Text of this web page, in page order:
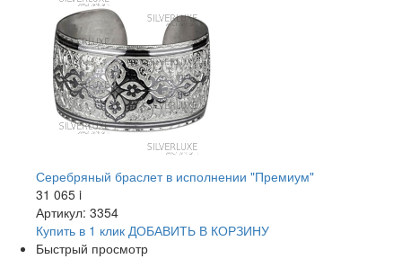
Серебряный браслет в исполнении "Премиум"
31 065 i
Артикул: 3354
Купить в 1 клик ДОБАВИТЬ В КОРЗИНУ
Быстрый просмотр